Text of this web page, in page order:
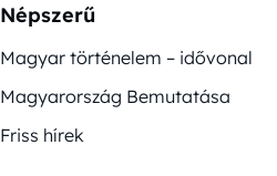
Népszerű
Magyar történelem – idővonal
Magyarország Bemutatása
Friss hírek